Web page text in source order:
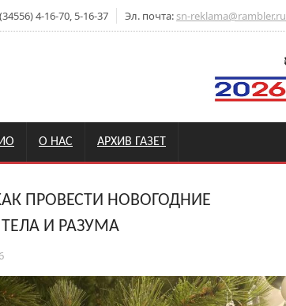
4-16-70, 5-16-37 Эл. почта: sn-reklama@rambler.ru
О НАС АРХИВ ГАЗЕТ
ПРОВЕСТИ НОВОГОДНИЕ
И РАЗУМА